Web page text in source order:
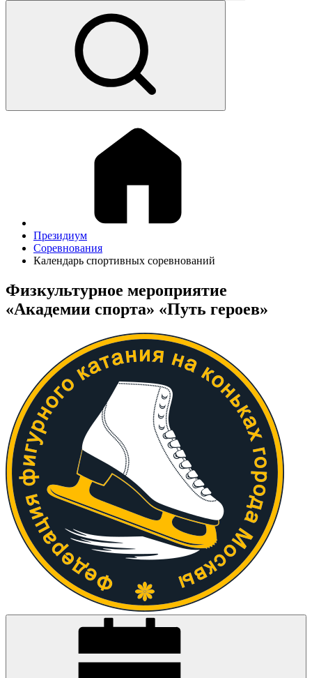
Президиум
Соревнования
Календарь спортивных соревнований
Физкультурное мероприятие
«Академии спорта» «Путь героев»